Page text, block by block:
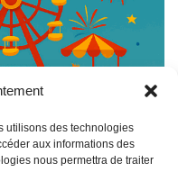
utilisons des technologies
aux informations des
nous permettra de traiter